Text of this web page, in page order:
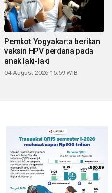
Pemkot Yogyakarta berikan
vaksin HPV perdana pada
anak laki-laki
04 August 2026 15:59 WIB